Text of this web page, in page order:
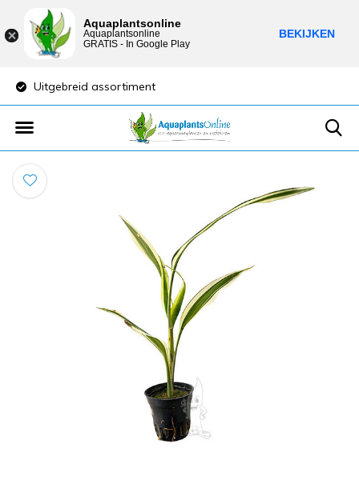
Uitgebreid assortiment
Aquaplantsonline
Aquaplantsonline
GRATIS - In Google Play
BEKIJKEN